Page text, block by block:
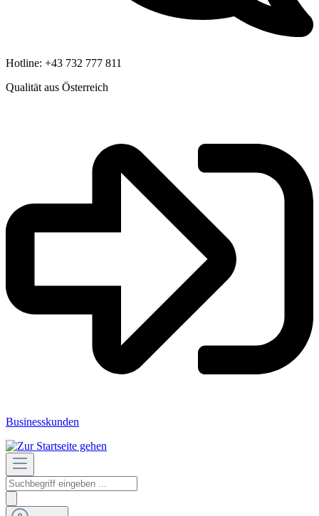
Hotline: +43 732 777 811
Qualität aus Österreich
Businesskunden